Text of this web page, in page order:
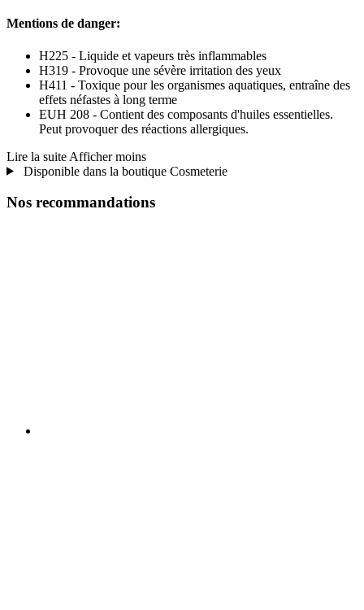
Mentions de danger:
H225 - Liquide et vapeurs très inflammables
H319 - Provoque une sévère irritation des yeux
H411 - Toxique pour les organismes aquatiques, entraîne des
effets néfastes à long terme
EUH 208 - Contient des composants d'huiles essentielles.
Peut provoquer des réactions allergiques.
Lire la suite Afficher moins
Disponible dans la boutique Cosmeterie
Nos recommandations